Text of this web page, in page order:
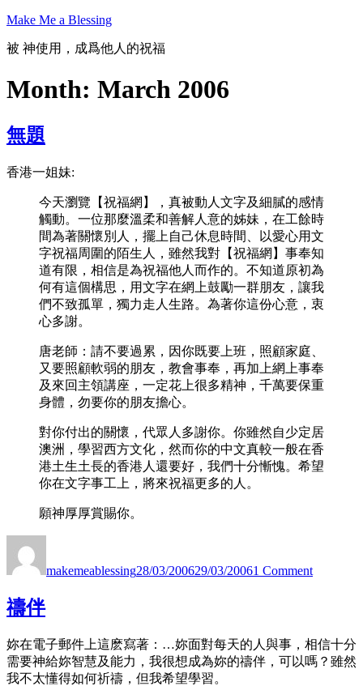
Skip
content
Make Me a Blessing
被 神使用，成爲他人的祝福
Month: March 2006
無題
香港一姐妹:
今天瀏覽【祝福網】，真被動人文字及細膩的感情
觸動。一位那麼溫柔和善解人意的姊妹，在工餘時
間為著關懷別人，擺上自己休息時間、以愛心用文
字祝福周圍的陌生人，雖然我對【祝福網】事奉知
道有限，相信是為祝福他人而作的。不知道原初為
何有這個構思，用文字在網上鼓勵一群朋友，讓我
們不致孤單，獨力走人生路。為著你這份心意，衷
心多謝。
唐老師：請不要過累，因你既要上班，照顧家庭、
又要照顧軟弱的朋友，教會事奉，再加上網上事奉
及來回主領講座，一定花上很多精神，千萬要保重
身體，勿要你的朋友擔心。
對你付出的關懷，代眾人多謝你。你雖然自少定居
澳洲，學習西方文化，然而你的中文真較一般在香
港土生土長的香港人還要好，我們十分慚愧。希望
你在文字事工上，將來祝福更多的人。
願神厚厚賞賜你。
makemeablessing28/03/200629/03/20061 Comment題
禱伴
妳在電子郵件上這麽寫著：…妳面對每天的人與事，相信十分
需要神給妳智慧及能力，我很想成為妳的禱伴，可以嗎？雖然
我不太懂得如何祈禱，但我希望學習。